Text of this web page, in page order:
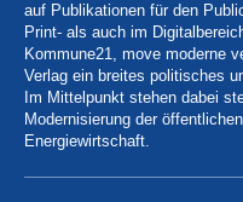
auf Publikationen für den
Print- als auch im
Kommune21, move moderne
Verlag ein breites politisches
Im Mittelpunkt stehen dabei
Modernisierung der
Energiewirtschaft.